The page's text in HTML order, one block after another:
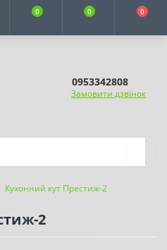
0 0 0
0953342808
Замовити дзвінок
Кухонний кут Престиж-2
2